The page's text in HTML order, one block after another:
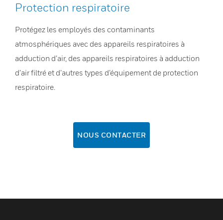
Protection respiratoire
Protégez les employés des contaminants
atmosphériques avec des appareils respiratoires à
adduction d’air, des appareils respiratoires à adduction
d’air filtré et d’autres types d’équipement de protection
respiratoire.
NOUS CONTACTER